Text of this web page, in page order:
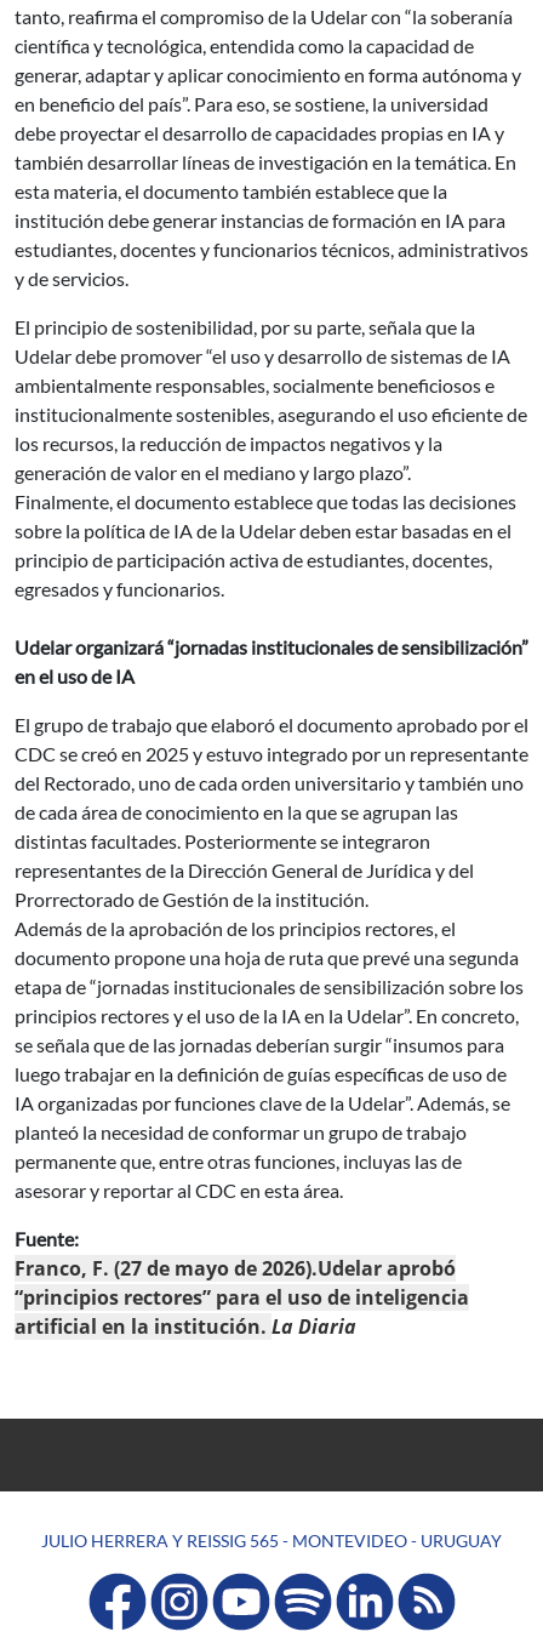
tanto, reafirma el compromiso de la Udelar con “la soberanía
científica y tecnológica, entendida como la capacidad de
generar, adaptar y aplicar conocimiento en forma autónoma y
en beneficio del país”. Para eso, se sostiene, la universidad
debe proyectar el desarrollo de capacidades propias en IA y
también desarrollar líneas de investigación en la temática. En
esta materia, el documento también establece que la
institución debe generar instancias de formación en IA para
estudiantes, docentes y funcionarios técnicos, administrativos
y de servicios.
El principio de sostenibilidad, por su parte, señala que la
Udelar debe promover “el uso y desarrollo de sistemas de IA
ambientalmente responsables, socialmente beneficiosos e
institucionalmente sostenibles, asegurando el uso eficiente de
los recursos, la reducción de impactos negativos y la
generación de valor en el mediano y largo plazo”.
Finalmente, el documento establece que todas las decisiones
sobre la política de IA de la Udelar deben estar basadas en el
principio de participación activa de estudiantes, docentes,
egresados y funcionarios.
Udelar organizará “jornadas institucionales de sensibilización”
en el uso de IA
El grupo de trabajo que elaboró el documento aprobado por el
CDC se creó en 2025 y estuvo integrado por un representante
del Rectorado, uno de cada orden universitario y también uno
de cada área de conocimiento en la que se agrupan las
distintas facultades. Posteriormente se integraron
representantes de la Dirección General de Jurídica y del
Prorrectorado de Gestión de la institución.
Además de la aprobación de los principios rectores, el
documento propone una hoja de ruta que prevé una segunda
etapa de “jornadas institucionales de sensibilización sobre los
principios rectores y el uso de la IA en la Udelar”. En concreto,
se señala que de las jornadas deberían surgir “insumos para
luego trabajar en la definición de guías específicas de uso de
IA organizadas por funciones clave de la Udelar”. Además, se
planteó la necesidad de conformar un grupo de trabajo
permanente que, entre otras funciones, incluyas las de
asesorar y reportar al CDC en esta área.
Fuente:
Franco, F. (27 de mayo de 2026).Udelar aprobó
“principios rectores” para el uso de inteligencia
artificial en la institución. La Diaria
JULIO HERRERA Y REISSIG 565 - MONTEVIDEO - URUGUAY